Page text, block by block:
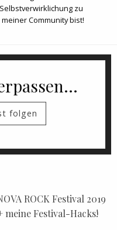
zu
Community bist!
folgen
ROCK Festival 2019
meine Festival-Hacks!